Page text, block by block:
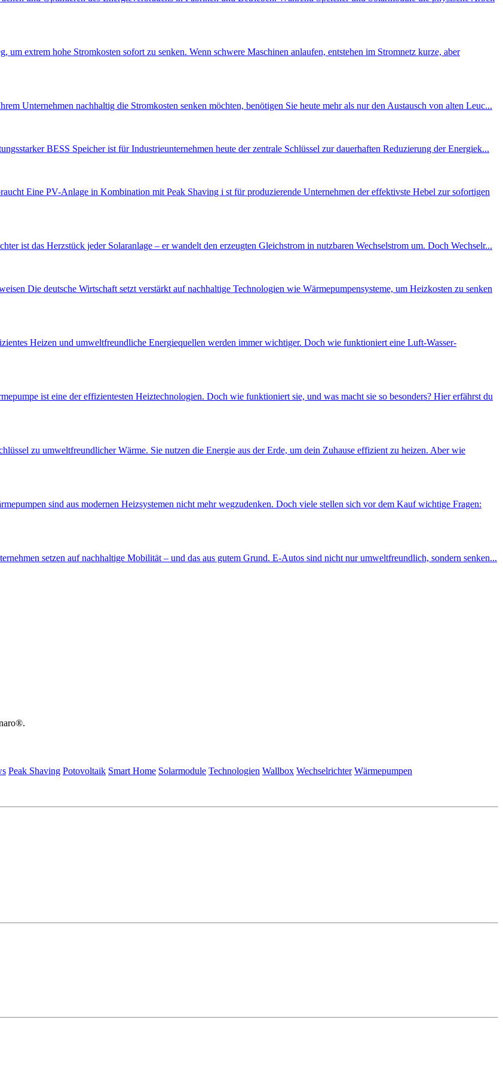
extrem hohe Stromkosten sofort zu senken. Wenn schwere Maschinen anlaufen, entstehen im Stromnetz kurze, aber
Unternehmen nachhaltig die Stromkosten senken möchten, benötigen Sie heute mehr als nur den Austausch von alten Leuc...
BESS Speicher ist für Industrieunternehmen heute der zentrale Schlüssel zur dauerhaften Reduzierung der Energiek...
Eine PV-Anlage in Kombination mit Peak Shaving i st für produzierende Unternehmen der effektivste Hebel zur sofortigen
ist das Herzstück jeder Solaranlage – er wandelt den erzeugten Gleichstrom in nutzbaren Wechselstrom um. Doch Wechselr...
Die deutsche Wirtschaft setzt verstärkt auf nachhaltige Technologien wie Wärmepumpensysteme, um Heizkosten zu senken
Heizen und umweltfreundliche Energiequellen werden immer wichtiger. Doch wie funktioniert eine Luft-Wasser-
ist eine der effizientesten Heiztechnologien. Doch wie funktioniert sie, und was macht sie so besonders? Hier erfährst du
zu umweltfreundlicher Wärme. Sie nutzen die Energie aus der Erde, um dein Zuhause effizient zu heizen. Aber wie
sind aus modernen Heizsystemen nicht mehr wegzudenken. Doch viele stellen sich vor dem Kauf wichtige Fragen:
setzen auf nachhaltige Mobilität – und das aus gutem Grund. E-Autos sind nicht nur umweltfreundlich, sondern senken...
Peak Shaving Potovoltaik Smart Home Solarmodule Technologien Wallbox Wechselrichter Wärmepumpen